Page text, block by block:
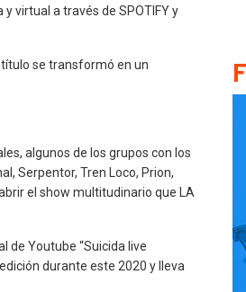
virtual a través de SPOTIFY y
título se transformó en un
algunos de los grupos con los
Serpentor, Tren Loco, Prion,
el show multitudinario que LA
de Youtube “Suicida live
durante este 2020 y lleva